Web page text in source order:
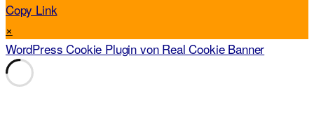
Copy Link
×
WordPress Cookie Plugin von Real Cookie Banner